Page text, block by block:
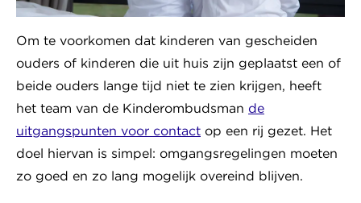
Om te voorkomen dat kinderen van gescheiden
ouders of kinderen die uit huis zijn geplaatst een of
beide ouders lange tijd niet te zien krijgen, heeft
het team van de Kinderombudsman de
uitgangspunten voor contact op een rij gezet. Het
doel hiervan is simpel: omgangsregelingen moeten
zo goed en zo lang mogelijk overeind blijven.